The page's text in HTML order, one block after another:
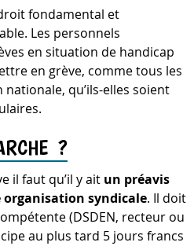
fondamental et
Les personnels
en situation de handicap
en grève, comme tous les
nationale, qu’ils-elles soient
?
il faut qu’il y ait un préavis
organisation syndicale. Il doit
(DSDEN, recteur ou
au plus tard 5 jours francs